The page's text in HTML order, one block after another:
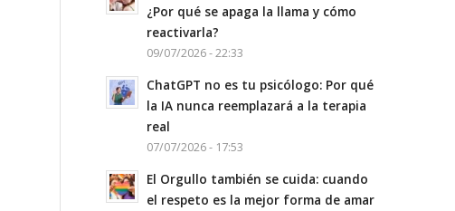
¿Por qué se apaga la llama y cómo
reactivarla?
09/07/2026 - 22:33
ChatGPT no es tu psicólogo: Por qué
la IA nunca reemplazará a la terapia
real
07/07/2026 - 17:53
El Orgullo también se cuida: cuando
el respeto es la mejor forma de amar